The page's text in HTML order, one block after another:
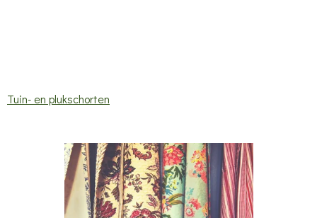
Tuin- en plukschorten